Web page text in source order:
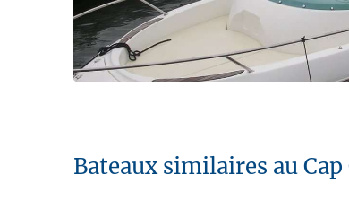
Bateaux similaires au